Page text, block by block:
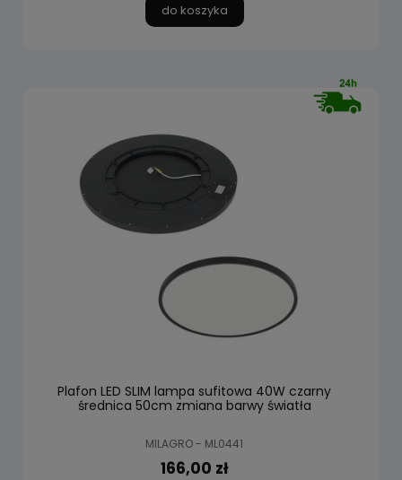
do koszyka
Plafon LED SLIM lampa sufitowa 40W czarny
średnica 50cm zmiana barwy światła
MILAGRO - ML0441
166,00 zł